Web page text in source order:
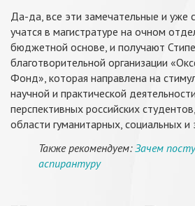
Да-да, все эти замечательные и уже
учатся в магистратуре на очном
бюджетной основе, и получают
благотворительной организации
Фонд», которая направлена на
научной и практической
перспективных российских
области гуманитарных, социальных и
Также рекомендуем:Зачем
аспирантуру